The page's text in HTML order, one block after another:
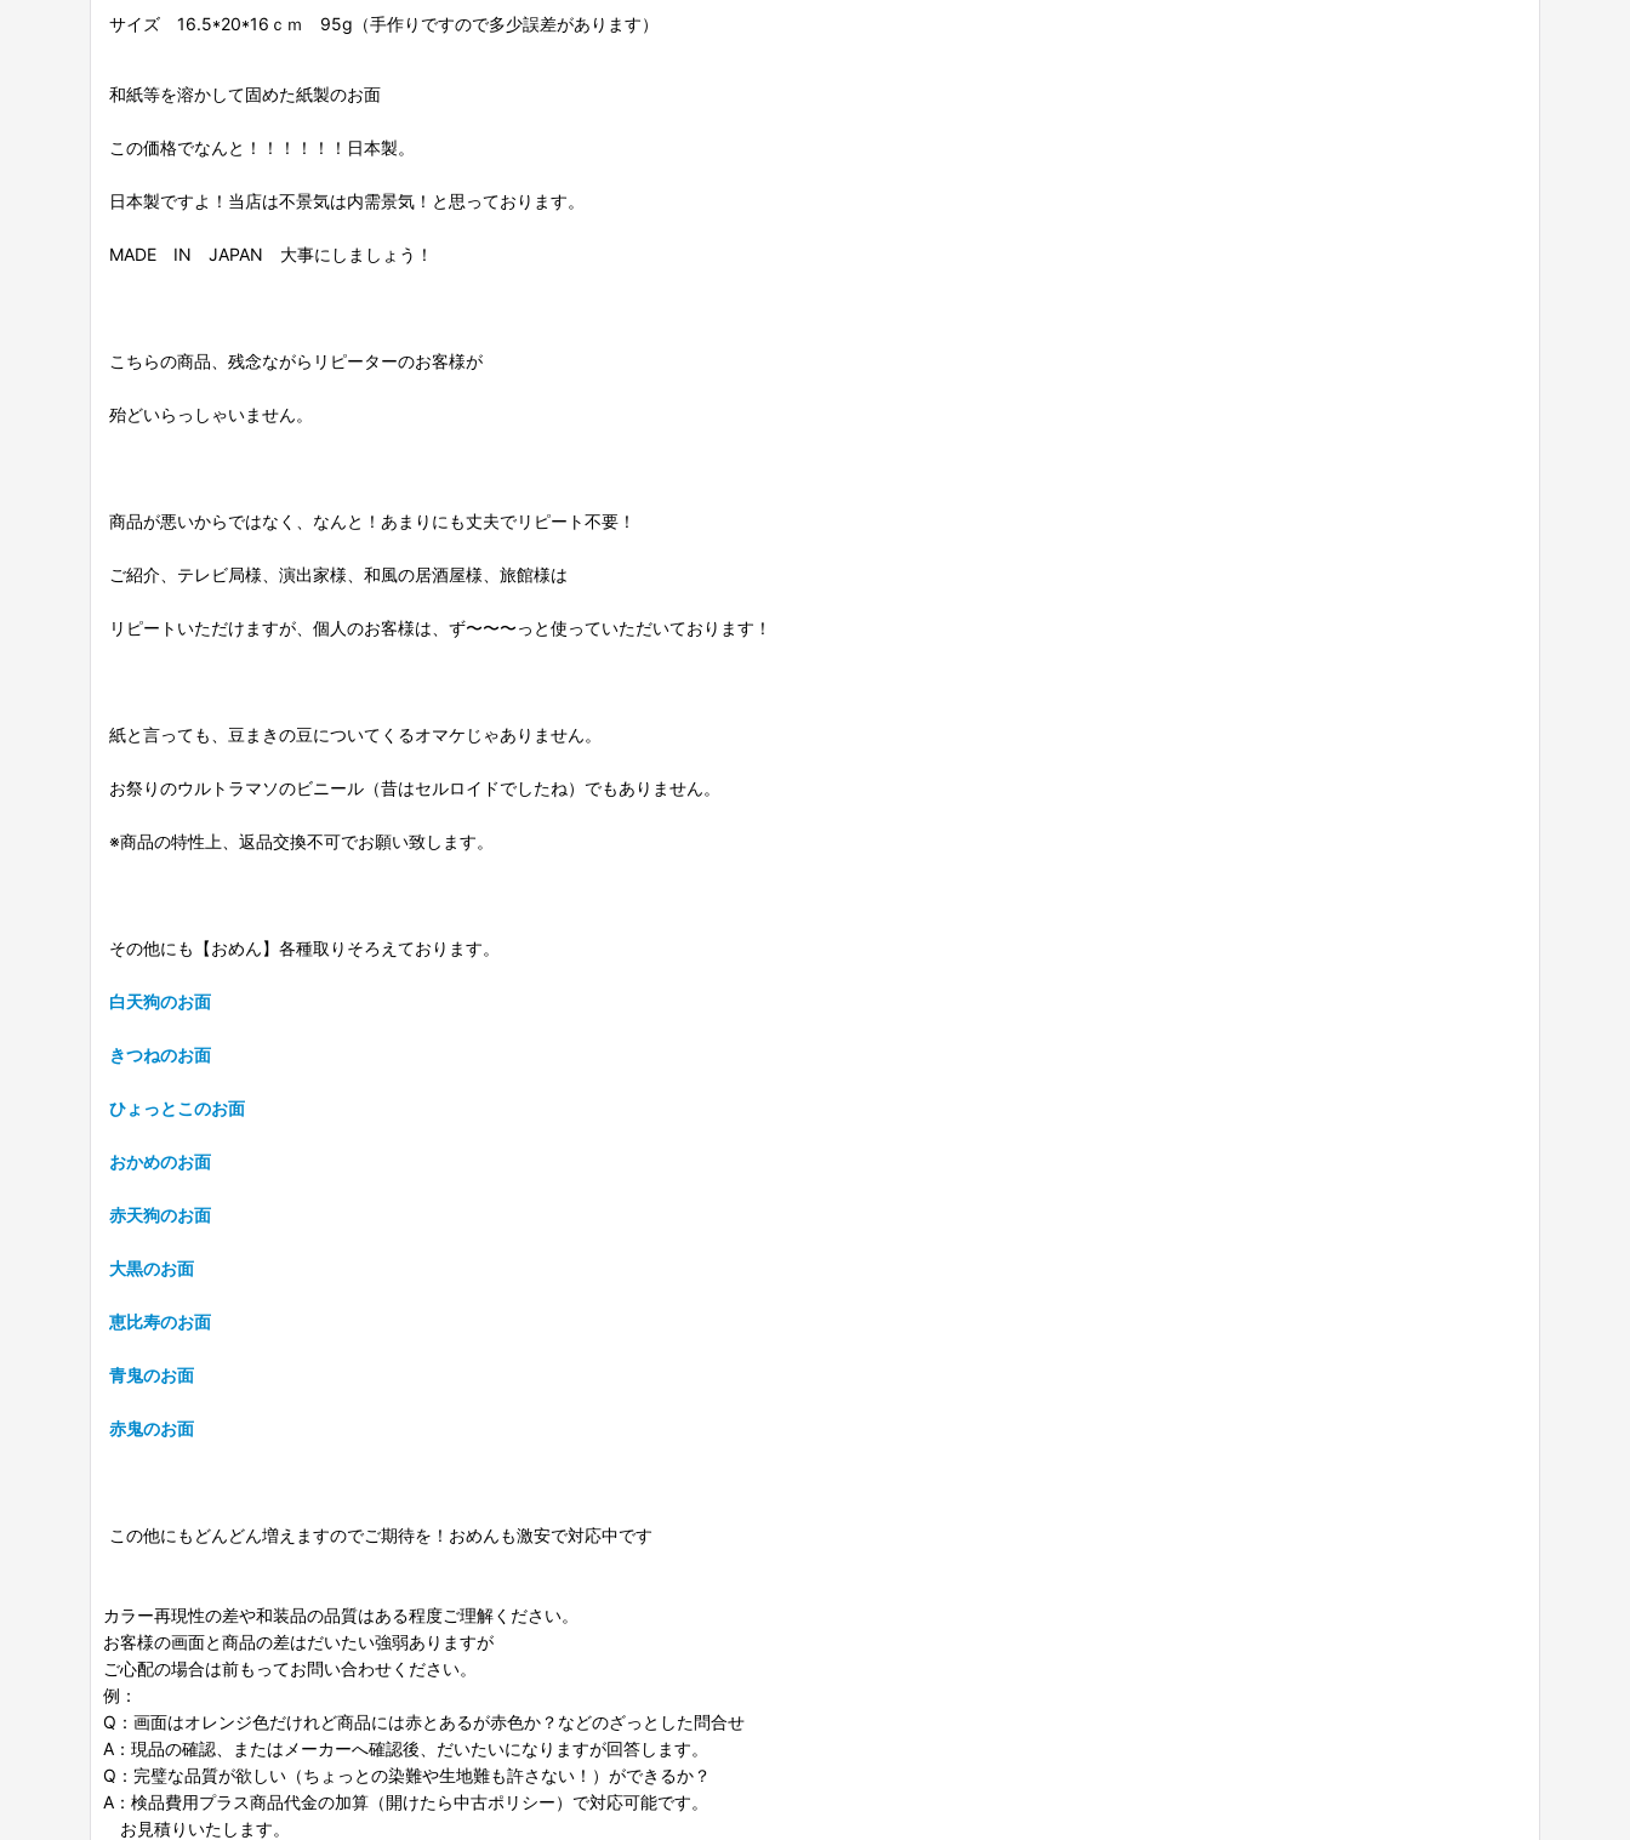
サイズ 16.5*20*16ｃｍ 95g（手作りですので多少誤差があります）
和紙等を溶かして固めた紙製のお面
この価格でなんと！！！！！！日本製。
日本製ですよ！当店は不景気は内需景気！と思っております。
MADE IN JAPAN 大事にしましょう！
こちらの商品、残念ながらリピーターのお客様が
殆どいらっしゃいません。
商品が悪いからではなく、なんと！あまりにも丈夫でリピート不要！
ご紹介、テレビ局様、演出家様、和風の居酒屋様、旅館様は
リピートいただけますが、個人のお客様は、ず〜〜〜っと使っていただいております！
紙と言っても、豆まきの豆についてくるオマケじゃありません。
お祭りのウルトラマソのビニール（昔はセルロイドでしたね）でもありません。
※商品の特性上、返品交換不可でお願い致します。
その他にも【おめん】各種取りそろえております。
白天狗のお面
きつねのお面
ひょっとこのお面
おかめのお面
赤天狗のお面
大黒のお面
恵比寿のお面
青鬼のお面
赤鬼のお面
この他にもどんどん増えますのでご期待を！おめんも激安で対応中です
カラー再現性の差や和装品の品質はある程度ご理解ください。
お客様の画面と商品の差はだいたい強弱ありますが
ご心配の場合は前もってお問い合わせください。
例：
Q：画面はオレンジ色だけれど商品には赤とあるが赤色か？などのざっとした問合せ
A：現品の確認、またはメーカーへ確認後、だいたいになりますが回答します。
Q：完璧な品質が欲しい（ちょっとの染難や生地難も許さない！）ができるか？
A：検品費用プラス商品代金の加算（開けたら中古ポリシー）で対応可能です。
お見積りいたします。